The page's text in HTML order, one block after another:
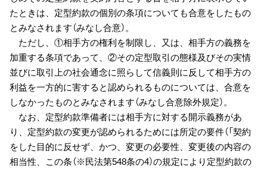
たときは、定型約款の個別の条項についても合意をしたもの
とみなされます（みなし合意）。
ただし、①相手方の権利を制限し、又は、相手方の義務を
加重する条項であって、②その定型取引の態様及びその実情
並びに取引上の社会通念に照らして信義則に反して相手方の
利益を一方的に害すると認められるものについては、合意を
しなかったものとみなされます（みなし合意除外規定）。
なお、定型約款準備者には相手方に対する開示義務があ
り、定型約款の変更が認められるためには所定の要件（「契約
をした目的に反せず、かつ、変更の必要性、変更後の内容の
相当性、この条（※民法第548条の4）の規定により定型約款の